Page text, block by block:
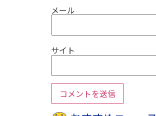
メール
サイト